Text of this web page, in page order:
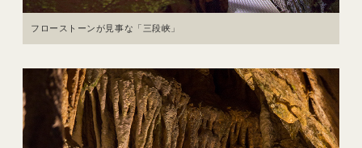
フローストーンが見事な「三段峡」